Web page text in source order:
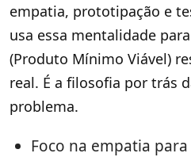
empatia, prototipação e
usa essa mentalidade
(Produto Mínimo Viável)
real. É a filosofia por trás
problema.
Foco na empatia